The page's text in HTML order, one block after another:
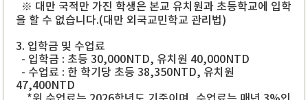
※ 대만 국적만 가진 학생은 본교 유치원과 초등학교에 입학
을 할 수 없습니다.(대만 외국교민학교 관리법)
3. 입학금 및 수업료
- 입학금 : 초등 30,000NTD, 유치원 40,000NTD
- 수업료 : 한 학기당 초등 38,350NTD, 유치원
47,400NTD